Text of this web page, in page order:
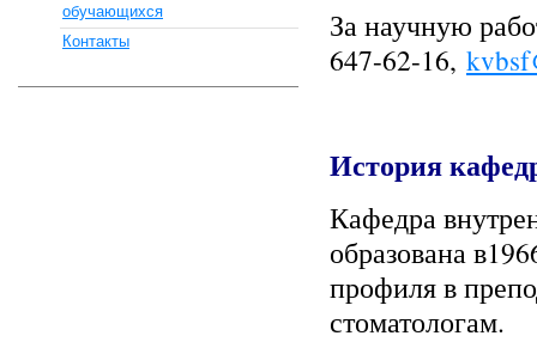
За научную
647-62-16,
История
Кафедра
образована
профиля в
стоматологам.
обучающихся
Контакты